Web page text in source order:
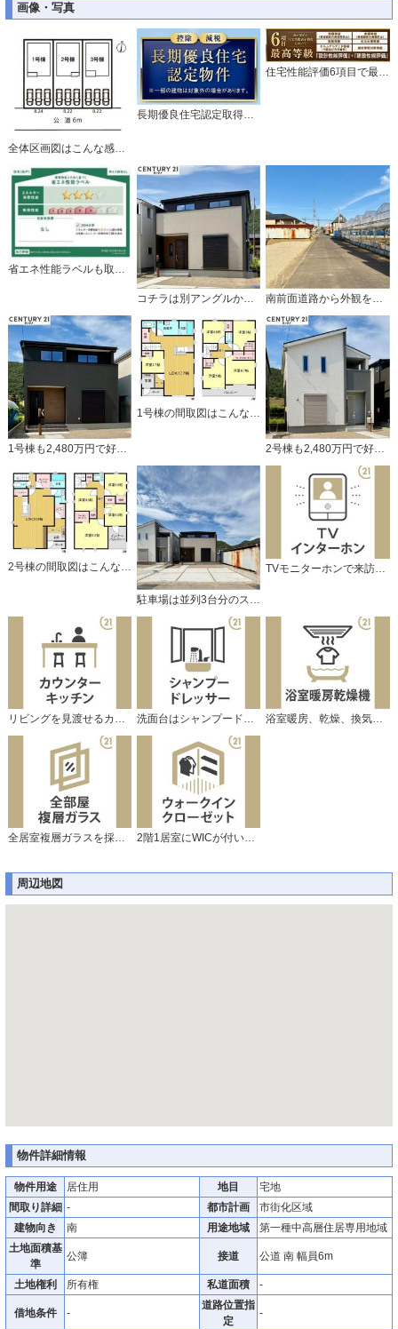
画像・写真
全体区画図はこんな感じになっています。
長期優良住宅認定取得予定のお家です。
住宅性能評価6項目で最上等級取得の家。
省エネ性能ラベルも取得しているお家です。
コチラは別アングルから見た外観写真です。 南前面道路から外観を見るとこんな感じ。
1号棟も2,480万円で好評販売中です！
1号棟の間取図はこんな感じになっています
2号棟も2,480万円で好評販売中です！
TVモニターホンで来訪者をチェック。
リビングを見渡せるカウンターキッチン。 洗面台はシャンプードレッサー仕様です。 浴室暖房、乾燥、換気機能付で快適です♪
全居室複層ガラスを採用しています。 2階1居室にWICが付いていて便利です。
周辺地図
物件詳細情報
物件用途 居住用 地目
宅地
間取り詳細 - 都市計画
市街化区域
建物向き
南 用途地域
第一種中高層住居専用地域
土地面積基
準
公簿 接道 公道 南 幅員6m
土地権利 所有権 私道面積 -
借地条件 -
道路位置指
定
-